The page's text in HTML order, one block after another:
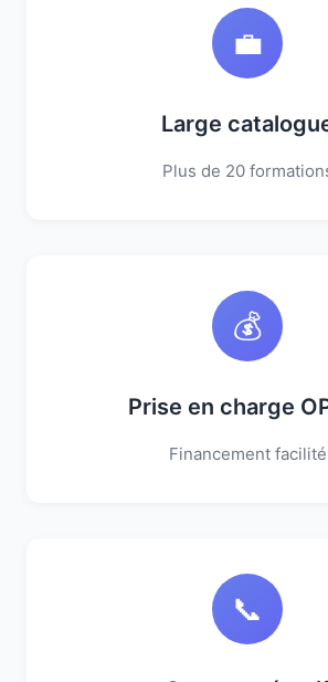
💼
Large
Plus de 20
💰
Prise en charge
Financement facilité
📞